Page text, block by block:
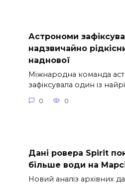
Астрономи
надзвичайно
наднової
Міжнародна команда
зафіксувала один із
0 0
Дані ровера Spirit
більше води на
Новий аналіз архівних